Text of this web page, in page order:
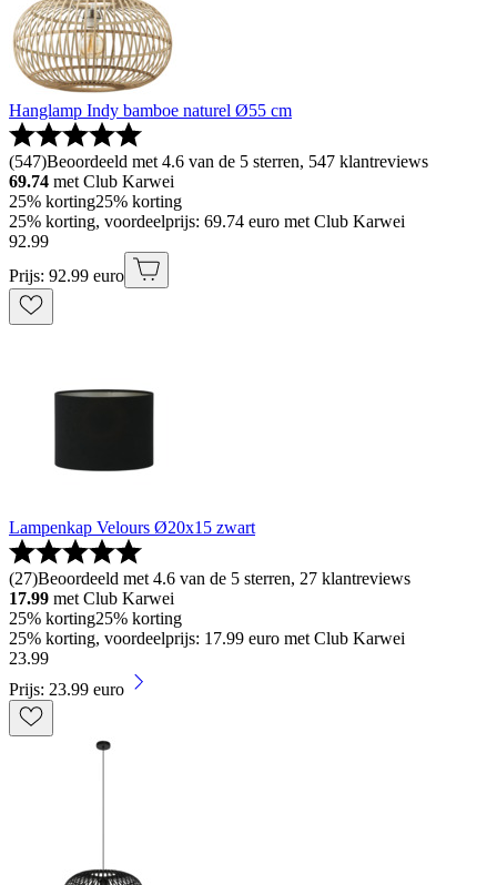
Hanglamp Indy bamboe naturel Ø55 cm
(547)Beoordeeld met 4.6 van de 5 sterren, 547 klantreviews
69.74 met Club Karwei
25% korting25% korting
25% korting, voordeelprijs: 69.74 euro met Club Karwei
92.99
Prijs: 92.99 euro
Lampenkap Velours Ø20x15 zwart
(27)Beoordeeld met 4.6 van de 5 sterren, 27 klantreviews
17.99 met Club Karwei
25% korting25% korting
25% korting, voordeelprijs: 17.99 euro met Club Karwei
23.99
Prijs: 23.99 euro